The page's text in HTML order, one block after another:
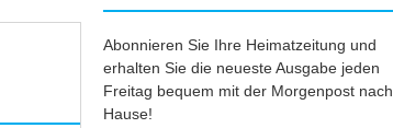
Abonnieren Sie Ihre Heimatzeitung und
erhalten Sie die neueste Ausgabe jeden
Freitag bequem mit der Morgenpost nach
Hause!